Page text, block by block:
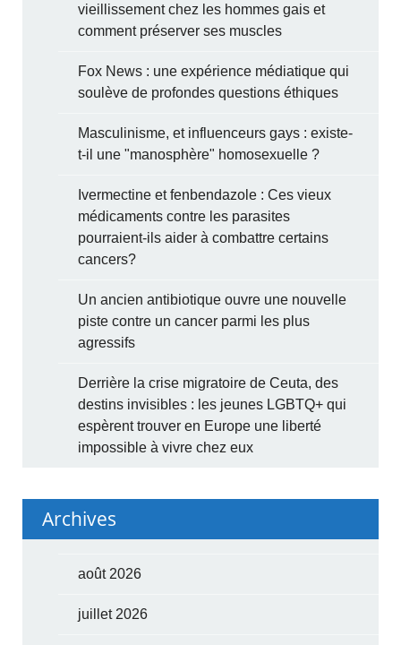
vieillissement chez les hommes gais et
comment préserver ses muscles
Fox News : une expérience médiatique qui
soulève de profondes questions éthiques
Masculinisme, et influenceurs gays : existe-
t-il une "manosphère" homosexuelle ?
Ivermectine et fenbendazole : Ces vieux
médicaments contre les parasites
pourraient-ils aider à combattre certains
cancers?
Un ancien antibiotique ouvre une nouvelle
piste contre un cancer parmi les plus
agressifs
Derrière la crise migratoire de Ceuta, des
destins invisibles : les jeunes LGBTQ+ qui
espèrent trouver en Europe une liberté
impossible à vivre chez eux
Archives
août 2026
juillet 2026